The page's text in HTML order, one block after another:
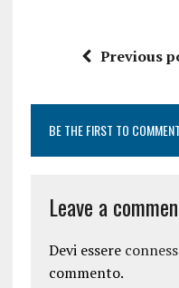
Previous
BE THE FIRST TO COMMENT
Leave a
Devi essere
commento.